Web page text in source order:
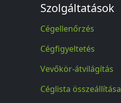
Szolgáltatások
Cégellenőrzés
Cégfigyeltetés
Vevőkör-átvilágítás
Céglista összeállítása